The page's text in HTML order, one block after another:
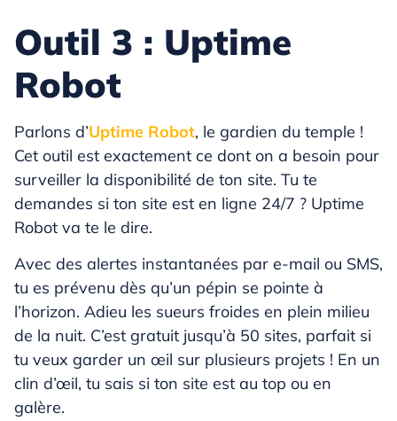
Outil 3 : Uptime
Robot
Parlons d’Uptime Robot, le gardien du temple !
Cet outil est exactement ce dont on a besoin pour
surveiller la disponibilité de ton site. Tu te
demandes si ton site est en ligne 24/7 ? Uptime
Robot va te le dire.
Avec des alertes instantanées par e-mail ou SMS,
tu es prévenu dès qu’un pépin se pointe à
l’horizon. Adieu les sueurs froides en plein milieu
de la nuit. C’est gratuit jusqu’à 50 sites, parfait si
tu veux garder un œil sur plusieurs projets ! En un
clin d’œil, tu sais si ton site est au top ou en
galère.